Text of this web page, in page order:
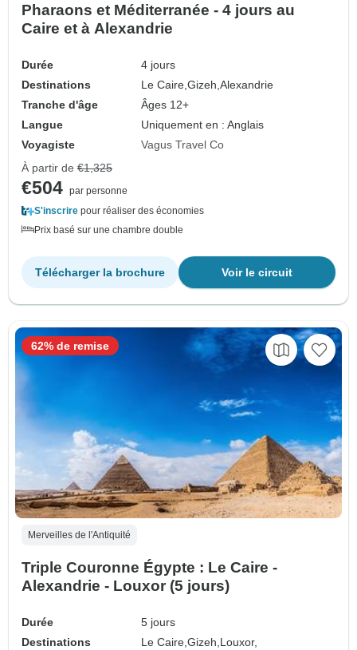
Pharaons et Méditerranée - 4 jours au
Caire et à Alexandrie
Durée
4 jours
Destinations
Le Caire,Gizeh,Alexandrie
Tranche d'âge
Âges 12+
Langue
Uniquement en : Anglais
Voyagiste
Vagus Travel Co
À partir de €1,325
€504 par personne
S'inscrire pour réaliser des économies
Prix basé sur une chambre double
Voir le circuit
Télécharger la brochure
Merveilles de l'Antiquité
Triple Couronne Égypte : Le Caire -
Alexandrie - Louxor (5 jours)
Durée
5 jours
Destinations
Le Caire,Gizeh, Louxor,
62% de remise